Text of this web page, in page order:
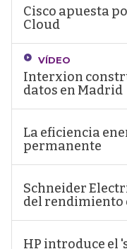
Cisco apuesta
Cloud
VÍDEO
Interxion
datos en Madrid
La eficiencia
permanente
Schneider
del rendimiento
HP introduce el